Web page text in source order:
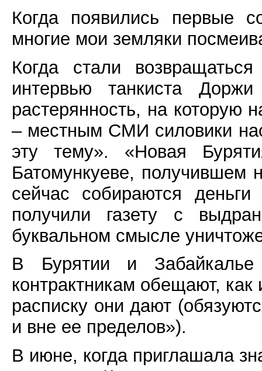
Когда появились первые
многие мои земляки
Когда стали
интервью танкиста
растерянность, на которую
– местным СМИ силовики
эту тему». «Новая
Батомункуеве, получившем
сейчас собираются
получили газету с
буквальном смысле
В Бурятии и Забайкалье
контрактникам обещают,
расписку они дают
и вне ее пределов»).
В июне, когда приглашала